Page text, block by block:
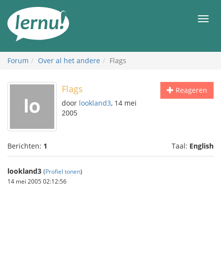
inhoud
Forum Over al het andere Flags
Reageren
Flags
door lookland3, 14 mei
2005
Berichten: 1 Taal: English
lookland3 (Profiel tonen)
14 mei 2005 02:12:56